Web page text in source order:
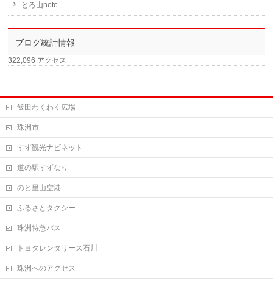
とろ山note
ブログ統計情報
322,096 アクセス
飯田わくわく広場
珠洲市
すず観光ナビネット
道の駅すずなり
のと里山空港
ふるさとタクシー
珠洲特急バス
トヨタレンタリース石川
珠洲へのアクセス